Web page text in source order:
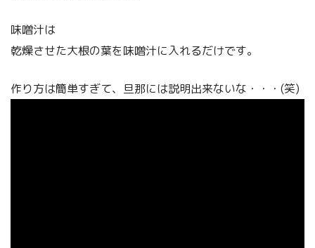
味噌汁は
乾燥させた大根の葉を味噌汁に入れるだけです。
作り方は簡単すぎて、旦那には説明出来ないな・・・(笑)